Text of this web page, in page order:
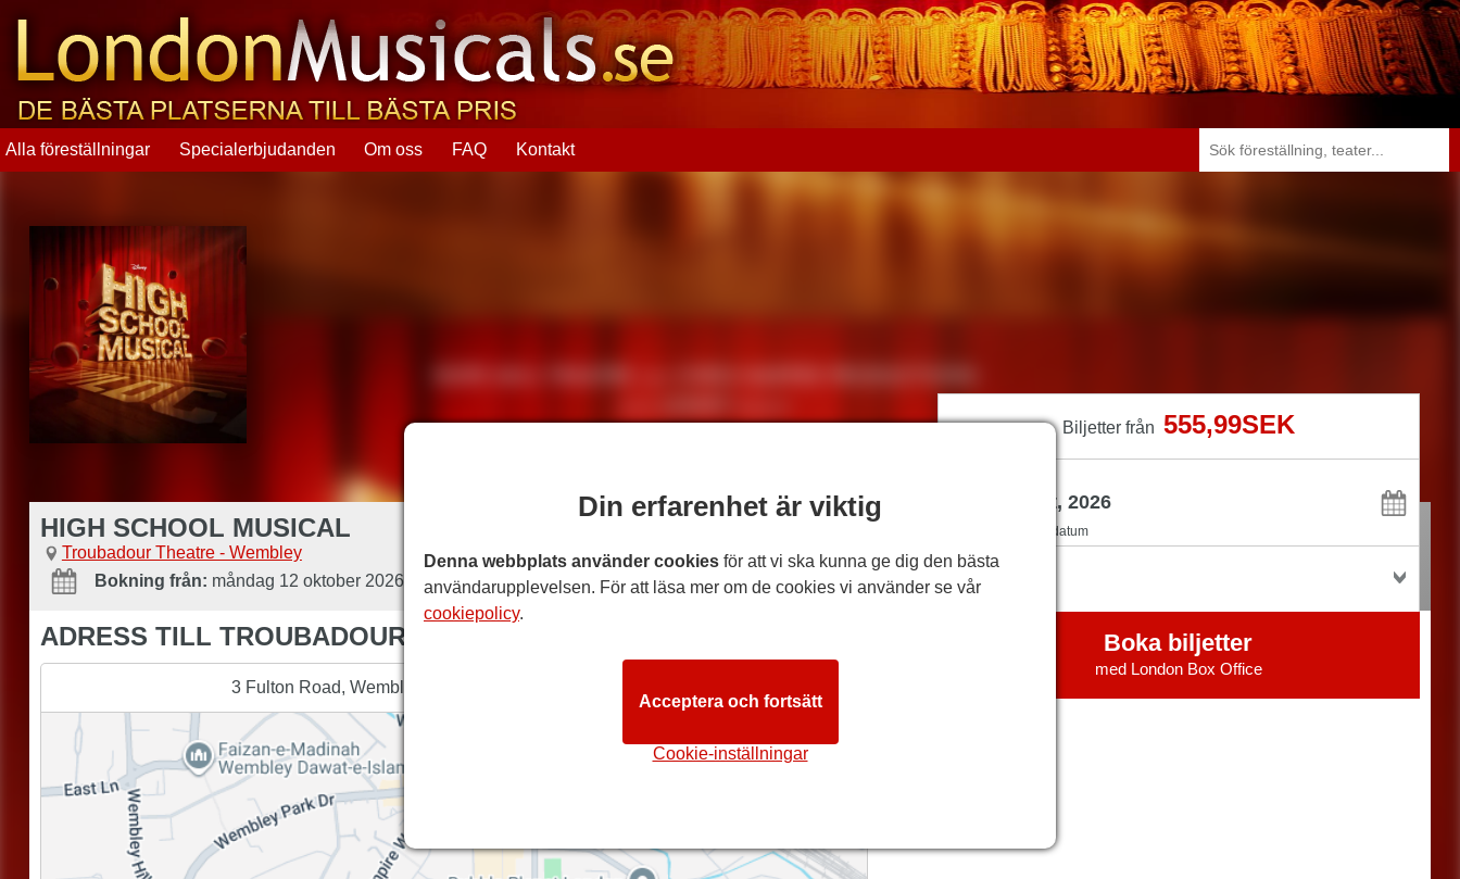
Alla föreställningar Specialerbjudanden Om oss FAQ Kontakt
HIGH SCHOOL MUSICAL
Troubadour Theatre - Wembley
Bokning från: måndag 12 oktober 2026 Bokning till:söndag 3 januari 2027
Biljetter från 555,99SEK
flexibel med datum
Biljetter
Boka biljetter
med London Box Office
ADRESS TILL TROUBADOUR THEATRE - WEMBLEY
3 Fulton Road, Wembley, London, HA9 8TS GB (
Din erfarenhet är viktig
Denna webbplats använder cookies för att vi ska kunna ge dig den bästa
användarupplevelsen. För att läsa mer om de cookies vi använder se vår
cookiepolicy.
Cookie-inställningar
Acceptera och fortsätt